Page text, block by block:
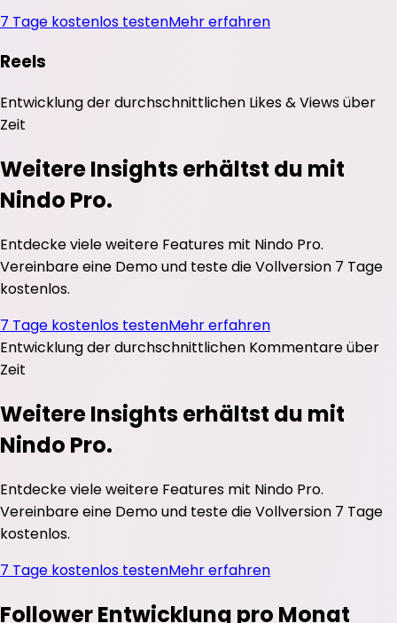
7 Tage kostenlos testenMehr erfahren
Reels
Entwicklung der durchschnittlichen Likes&Viewsüber
Zeit
Weitere Insights erhältst du mit
Nindo Pro.
Entdecke viele weitere Features mit Nindo Pro.
Vereinbare eine Demo und teste die Vollversion 7 Tage
kostenlos.
7 Tage kostenlos testenMehr erfahren
Entwicklung der durchschnittlichen Kommentareüber
Zeit
Weitere Insights erhältst du mit
Nindo Pro.
Entdecke viele weitere Features mit Nindo Pro.
Vereinbare eine Demo und teste die Vollversion 7 Tage
kostenlos.
7 Tage kostenlos testenMehr erfahren
Follower Entwicklung pro Monat